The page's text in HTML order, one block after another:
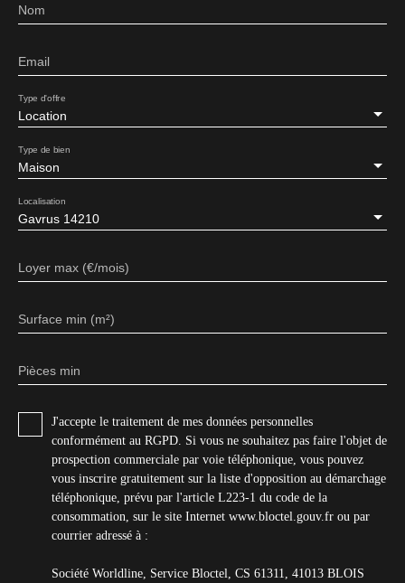
Nom
Email
Location
Type d'offre
Maison
Type de bien
Gavrus 14210
Localisation
Loyer max (€/mois)
Surface min (m²)
Pièces min
J'accepte le traitement de mes données personnelles
conformément au RGPD. Si vous ne souhaitez pas faire l'objet de
prospection commerciale par voie téléphonique, vous pouvez
vous inscrire gratuitement sur la liste d'opposition au démarchage
téléphonique, prévu par l'article L223-1 du code de la
consommation, sur le site Internet www.bloctel.gouv.fr ou par
courrier adressé à :
Société Worldline, Service Bloctel, CS 61311, 41013 BLOIS